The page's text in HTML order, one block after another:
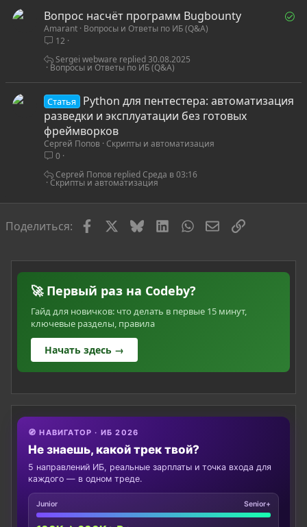
Р
Вопрос насчёт программ Bugbounty
Amarant Вопросы и Ответы по ИБ (Q&A)
12
Вопросы и Ответы по ИБ (Q&A)
30.08.2025
Sergei webware
Статья
Python для пентестера: автоматизация
разведки и эксплуатации без готовых
фреймворков
Сергей Попов Скрипты и автоматизация
0
Скрипты и автоматизация
Среда в 03:16
Сергей Попов
Поделиться: FacebookBlueskyLinkedInWhatsAppЭлектронная
Ссылка
🚀 Первый раз на Codeby?
Гайд для новичков: что делать в первые 15 минут,
ключевые разделы, правила
Начать здесь →
🧭 НАВИГАТОР · ИБ 2026
Не знаешь, какой трек твой?
5 направлений ИБ, реальные зарплаты и точка входа для
каждого — в одном треде.
Junior Senior+